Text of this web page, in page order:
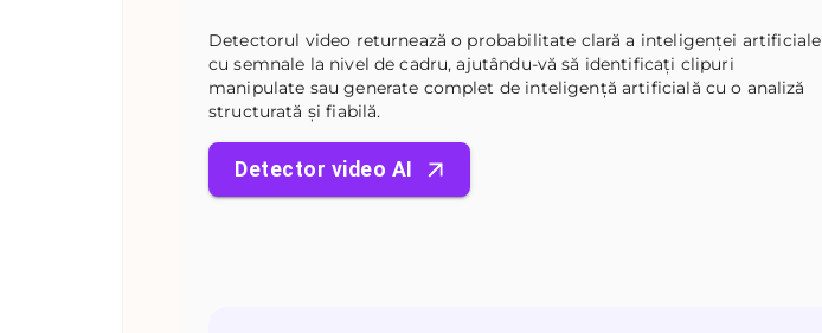
Detectorul video returnează o probabilitate clară a inteligenței artificiale
cu semnale la nivel de cadru, ajutându-vă să identificați clipuri
manipulate sau generate complet de inteligență artificială cu o analiză
structurată și fiabilă.
Detector video AI